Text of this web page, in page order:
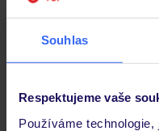
Souhlas
Respektujeme vaše
Používáme
Stravování
Důležité